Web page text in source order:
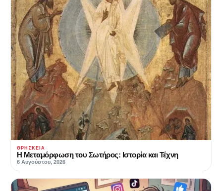
ΘΡΗΣΚΕΊΑ
Η Μεταμόρφωση του Σωτήρος: Ιστορία και Τέχνη
6 Αυγούστου, 2026